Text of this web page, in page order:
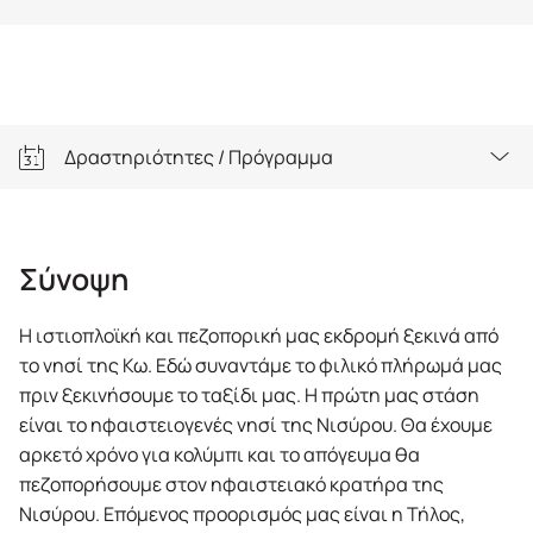
Δραστηριότητες / Πρόγραμμα
Δραστηριότητες / Πρόγραμμα
Σημαντικές Πληροφορίες
Εξοπλισμός
Σύνοψη
Η ιστιοπλοϊκή και πεζοπορική μας εκδρομή ξεκινά από
το νησί της Κω. Εδώ συναντάμε το φιλικό πλήρωμά μας
πριν ξεκινήσουμε το ταξίδι μας. Η πρώτη μας στάση
είναι το ηφαιστειογενές νησί της Νισύρου. Θα έχουμε
αρκετό χρόνο για κολύμπι και το απόγευμα θα
πεζοπορήσουμε στον ηφαιστειακό κρατήρα της
Νισύρου. Επόμενος προορισμός μας είναι η Τήλος,